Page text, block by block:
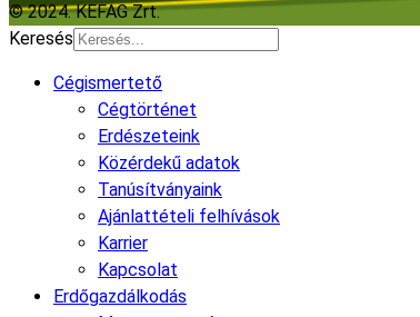
© 2024. KEFAG Zrt.
Keresés
Cégismertető
Cégtörténet
Erdészeteink
Közérdekű adatok
Tanúsítványaink
Ajánlattételi felhívások
Karrier
Kapcsolat
Erdőgazdálkodás